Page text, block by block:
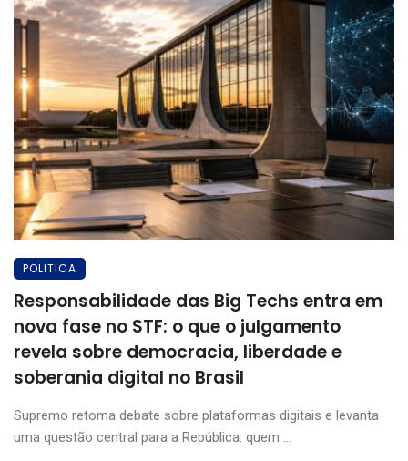
POLITICA
Responsabilidade das Big Techs entra em
nova fase no STF: o que o julgamento
revela sobre democracia, liberdade e
soberania digital no Brasil
Supremo retoma debate sobre plataformas digitais e levanta
uma questão central para a República: quem ...